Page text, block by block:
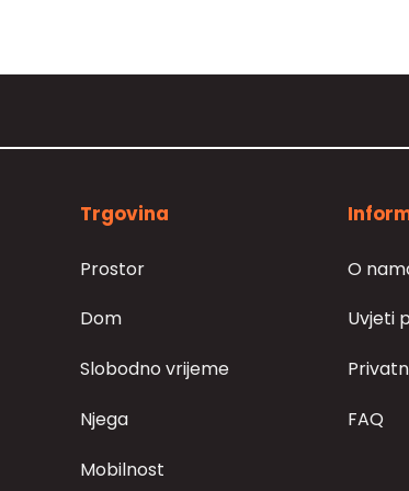
Trgovina
Prostor
Dom
Slobodno vrijeme
Njega
Mobilnost
O
Uvjeti
FAQ